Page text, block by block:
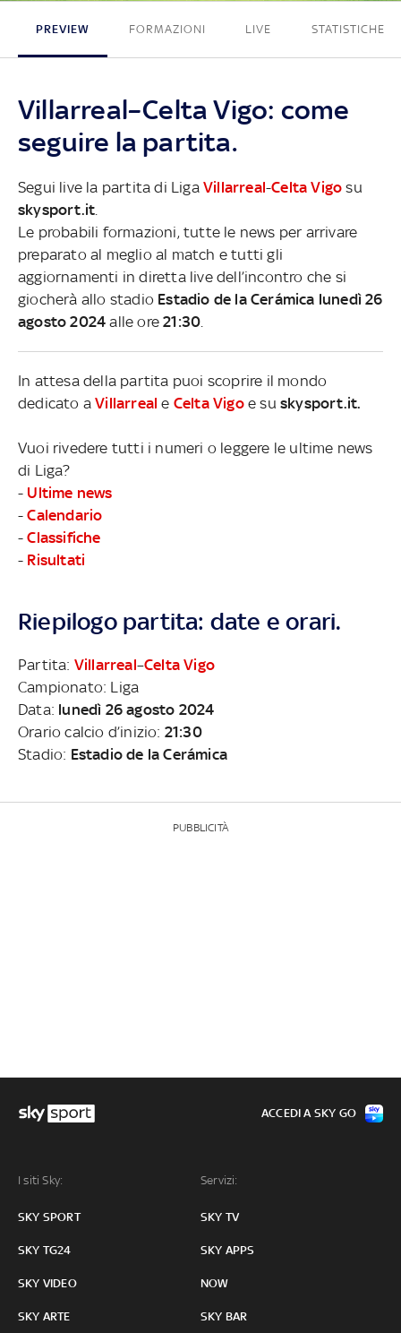
PREVIEW FORMAZIONI LIVE STATISTICHE
Villarreal–Celta Vigo: come
seguire la partita.
Segui live la partita di Liga Villarreal-Celta Vigo su
skysport.it
Le probabili formazioni, tutte le news per arrivare
preparato al meglio al match e tutti gli
aggiornamenti in diretta live dell’incontro che si
giocherà allo stadio Estadio de la Cerámica lunedì 26
agosto 2024 alle ore21:30
In attesa della partita puoi scoprire il mondo
dedicato aVillarreal e Celta Vigoe suskysport.it.
Vuoi rivedere tutti i numeri o leggere le ultime news
di Liga?
- Ultime news
-Calendario
-Classifiche
- Risultati
Riepilogo partita: date e orari.
Partita: Villarreal–Celta Vigo
Campionato: Liga
Data: lunedì 26 agosto 2024
Orario calcio d’inizio: 21:30
Stadio: Estadio de la Cerámica
PUBBLICITÀ
I siti Sky:
SKY SPORT
SKY TG24
SKY VIDEO
SKY ARTE
Servizi:
SKY TV
SKY APPS
NOW
SKY BAR
ACCEDI A SKY GO